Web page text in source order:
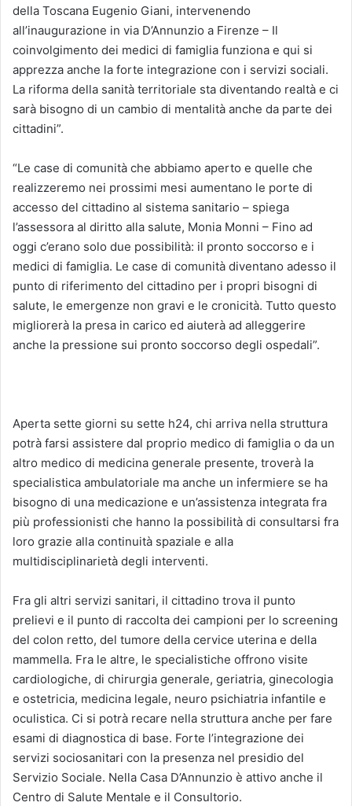
della Toscana Eugenio Giani, intervenendo
all’inaugurazione in via D’Annunzio a Firenze – Il
coinvolgimento dei medici di famiglia funziona e qui si
apprezza anche la forte integrazione con i servizi sociali.
La riforma della sanità territoriale sta diventando realtà e ci
sarà bisogno di un cambio di mentalità anche da parte dei
cittadini”.
“Le case di comunità che abbiamo aperto e quelle che
realizzeremo nei prossimi mesi aumentano le porte di
accesso del cittadino al sistema sanitario – spiega
l’assessora al diritto alla salute, Monia Monni – Fino ad
oggi c’erano solo due possibilità: il pronto soccorso e i
medici di famiglia. Le case di comunità diventano adesso il
punto di riferimento del cittadino per i propri bisogni di
salute, le emergenze non gravi e le cronicità. Tutto questo
migliorerà la presa in carico ed aiuterà ad alleggerire
anche la pressione sui pronto soccorso degli ospedali”.
Aperta sette giorni su sette h24, chi arriva nella struttura
potrà farsi assistere dal proprio medico di famiglia o da un
altro medico di medicina generale presente, troverà la
specialistica ambulatoriale ma anche un infermiere se ha
bisogno di una medicazione e un’assistenza integrata fra
più professionisti che hanno la possibilità di consultarsi fra
loro grazie alla continuità spaziale e alla
multidisciplinarietà degli interventi.
Fra gli altri servizi sanitari, il cittadino trova il punto
prelievi e il punto di raccolta dei campioni per lo screening
del colon retto, del tumore della cervice uterina e della
mammella. Fra le altre, le specialistiche offrono visite
cardiologiche, di chirurgia generale, geriatria, ginecologia
e ostetricia, medicina legale, neuro psichiatria infantile e
oculistica. Ci si potrà recare nella struttura anche per fare
esami di diagnostica di base. Forte l’integrazione dei
servizi sociosanitari con la presenza nel presidio del
Servizio Sociale. Nella Casa D’Annunzio è attivo anche il
Centro di Salute Mentale e il Consultorio.